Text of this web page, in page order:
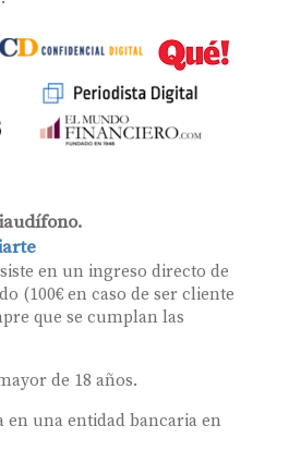
en un ingreso directo de
(100€ en caso de ser cliente
que se cumplan las
de 18 años.
en una entidad bancaria en